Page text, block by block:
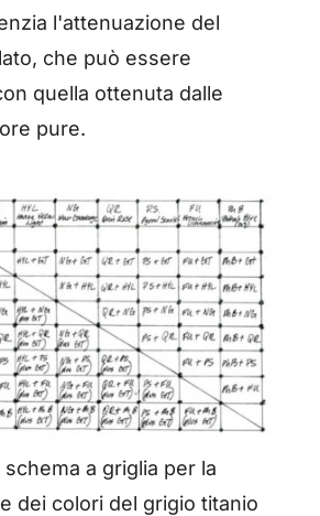
l'attenuazione del
che può essere
quella ottenuta dalle
pure.
a griglia per la
dei colori del grigio titanio